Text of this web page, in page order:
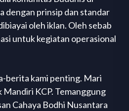
dengan prinsip dan standar
oleh iklan. Oleh sebab
untuk kegiatan operasional
berita kami penting. Mari
Mandiri KCP. Temanggung
Cahaya Bodhi Nusantara